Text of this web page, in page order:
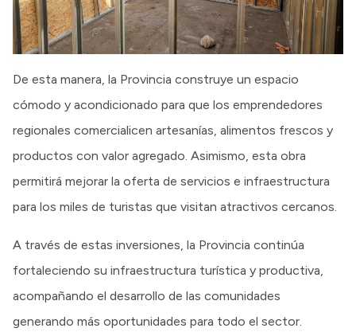
De esta manera, la Provincia construye un espacio
cómodo y acondicionado para que los emprendedores
regionales comercialicen artesanías, alimentos frescos y
productos con valor agregado. Asimismo, esta obra
permitirá mejorar la oferta de servicios e infraestructura
para los miles de turistas que visitan atractivos cercanos.
A través de estas inversiones, la Provincia continúa
fortaleciendo su infraestructura turística y productiva,
acompañando el desarrollo de las comunidades
generando más oportunidades para todo el sector.